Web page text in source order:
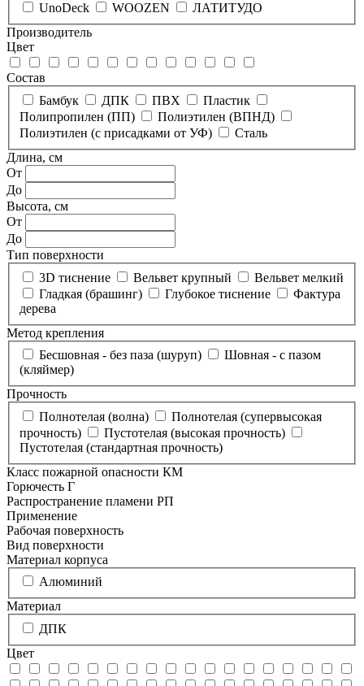
UnoDeck
WOOZEN
ЛАТИТУДО
Производитель
Цвет
Состав
Бамбук
ДПК ПВХ
Пластик
Полипропилен (ПП)
Полиэтилен (ВПНД)
Полиэтилен (с присадками от УФ)
Сталь
Длина, см
От
До
Высота, см
От
До
Тип поверхности
3D тиснение
Вельвет крупный
Вельвет мелкий
Гладкая (брашинг)
Глубокое тиснение
Фактура
дерева
Метод крепления
Бесшовная - без паза (шуруп)
Шовная - с пазом
(кляймер)
Прочность
Полнотелая (волна)
Полнотелая (супервысокая
прочность)
Пустотелая (высокая прочность)
Пустотелая (стандартная прочность)
Класс пожарной опасности КМ
Горючесть Г
Распространение пламени РП
Применение
Рабочая поверхность
Вид поверхности
Материал корпуса
Алюминий
Материал
ДПК
Цвет